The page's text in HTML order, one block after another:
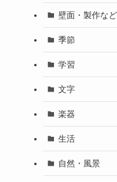
壁面・製作など
季節
学習
文字
楽器
生活
自然・風景